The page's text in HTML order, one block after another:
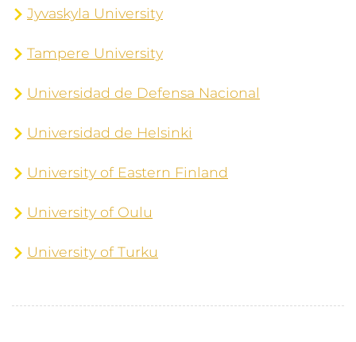
Jyvaskyla University
Tampere University
Universidad de Defensa Nacional
Universidad de Helsinki
University of Eastern Finland
University of Oulu
University of Turku